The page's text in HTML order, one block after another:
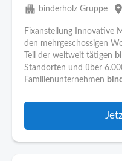
apartment binderholz Gruppe place
Fixanstellung Innovative
den mehrgeschossigen
Teil der weltweit tätigen
Standorten und über
Familienunternehmen